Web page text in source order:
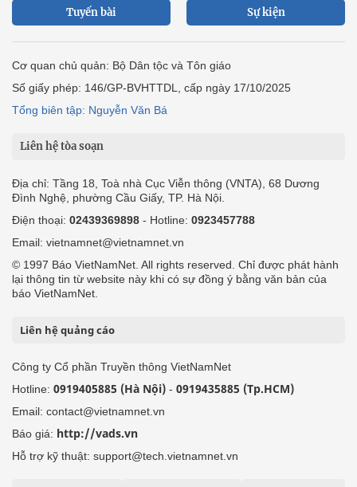
Tuyến bài Sự kiện
Cơ quan chủ quản: Bộ Dân tộc và Tôn giáo
Số giấy phép: 146/GP-BVHTTDL, cấp ngày 17/10/2025
Tổng biên tập: Nguyễn Văn Bá
Liên hệ tòa soạn
Địa chỉ: Tầng 18, Toà nhà Cục Viễn thông (VNTA), 68 Dương
Đình Nghệ, phường Cầu Giấy, TP. Hà Nội.
Điện thoại: 02439369898 - Hotline: 0923457788
Email: vietnamnet@vietnamnet.vn
© 1997 Báo VietNamNet. All rights reserved. Chỉ được phát hành
lại thông tin từ website này khi có sự đồng ý bằng văn bản của
báo VietNamNet.
Liên hệ quảng cáo
Công ty Cổ phần Truyền thông VietNamNet
Hotline: 0919405885 (Hà Nội) - 0919435885 (Tp.HCM)
Email: contact@vietnamnet.vn
Báo giá: http://vads.vn
Hỗ trợ kỹ thuật: support@tech.vietnamnet.vn